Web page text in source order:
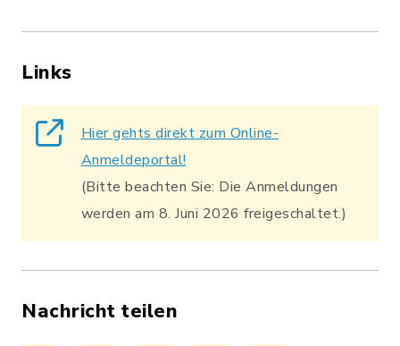
Links
Hier gehts direkt zum Online-
Anmeldeportal!
(Bitte beachten Sie: Die Anmeldungen
werden am 8. Juni 2026 freigeschaltet.)
Nachricht teilen